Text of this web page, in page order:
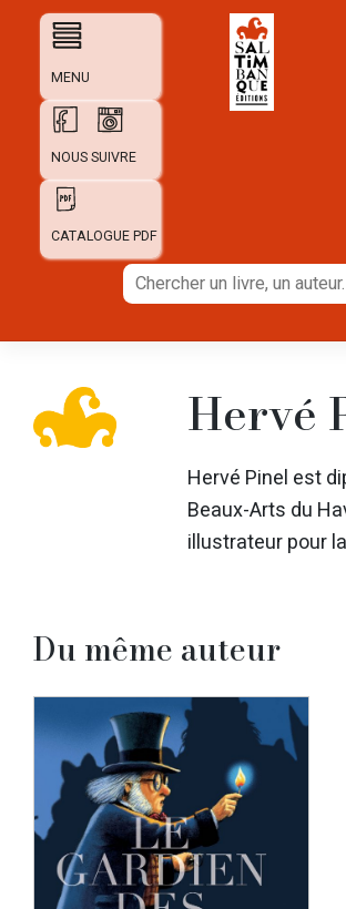
MENU
NOUS SUIVRE
CATALOGUE PDF
Chercher
un
Hervé
Hervé Pinel est
Beaux-Arts du
illustrateur pour
Du même auteur